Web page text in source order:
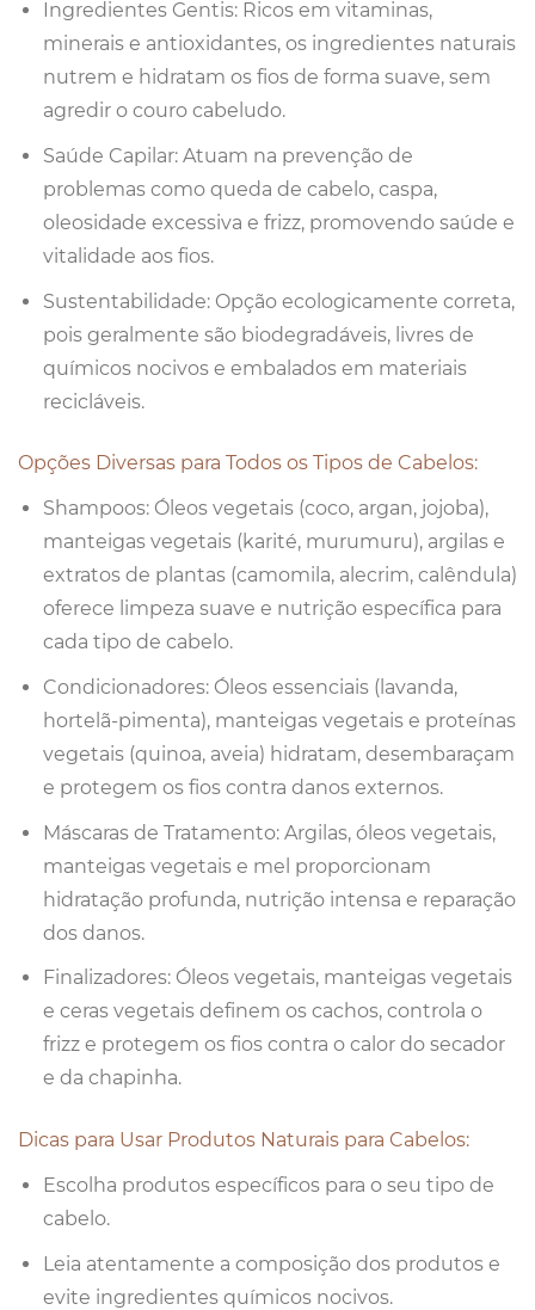
Ingredientes Gentis: Ricos em vitaminas,
minerais e antioxidantes, os ingredientes naturais
nutrem e hidratam os fios de forma suave, sem
agredir o couro cabeludo.
Saúde Capilar: Atuam na prevenção de
problemas como queda de cabelo, caspa,
oleosidade excessiva e frizz, promovendo saúde e
vitalidade aos fios.
Sustentabilidade: Opção ecologicamente correta,
pois geralmente são biodegradáveis, livres de
químicos nocivos e embalados em materiais
recicláveis.
Opções Diversas para Todos os Tipos de Cabelos:
Shampoos: Óleos vegetais (coco, argan, jojoba),
manteigas vegetais (karité, murumuru), argilas e
extratos de plantas (camomila, alecrim, calêndula)
oferece limpeza suave e nutrição específica para
cada tipo de cabelo.
Condicionadores: Óleos essenciais (lavanda,
hortelã-pimenta), manteigas vegetais e proteínas
vegetais (quinoa, aveia) hidratam, desembaraçam
e protegem os fios contra danos externos.
Máscaras de Tratamento: Argilas, óleos vegetais,
manteigas vegetais e mel proporcionam
hidratação profunda, nutrição intensa e reparação
dos danos.
Finalizadores: Óleos vegetais, manteigas vegetais
e ceras vegetais definem os cachos, controla o
frizz e protegem os fios contra o calor do secador
e da chapinha.
Dicas para Usar Produtos Naturais para Cabelos:
Escolha produtos específicos para o seu tipo de
cabelo.
Leia atentamente a composição dos produtos e
evite ingredientes químicos nocivos.